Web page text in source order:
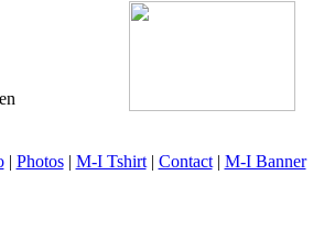
| Photos| M-I Tshirt| Contact| M-I Banner